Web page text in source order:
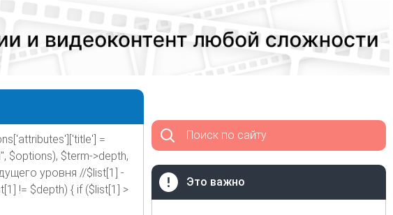
=
$options), $term->depth,
уровня //$list[1] -
!= $depth) { if ($list[1] >
Поиск по сайту
Это важно